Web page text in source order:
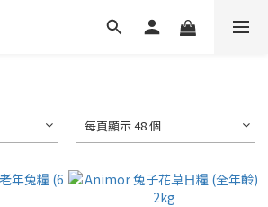
每頁顯示 48 個